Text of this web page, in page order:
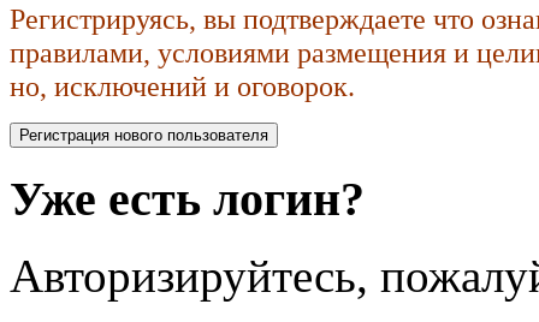
Регистрируясь, вы подтверждаете что
правилами, условиями размещения и
но, исключений и оговорок.
Уже есть логин?
Авторизируйтесь,